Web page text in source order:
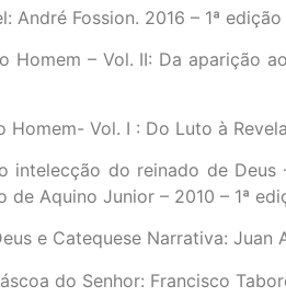
André Fossion. 2016 – 1ª edição
Homem – Vol. II: Da aparição
Homem- Vol. I : Do Luto à
intelecção do reinado de
de Aquino Junior – 2010 – 1ª
e Catequese Narrativa: Juan
do Senhor: Francisco